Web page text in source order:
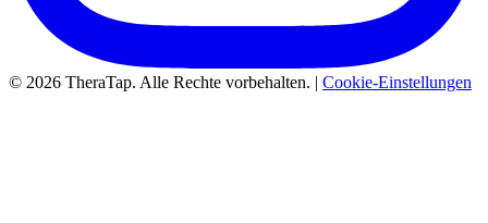
© 2026 TheraTap. Alle Rechte vorbehalten. | Cookie-Einstellungen